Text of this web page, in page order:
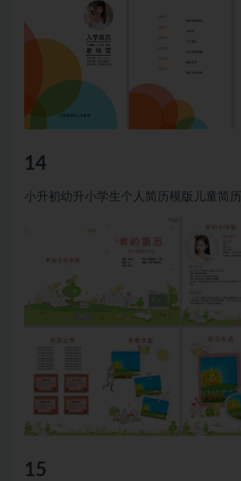
14
小升初幼升小学生个人简历模版儿童简历
15